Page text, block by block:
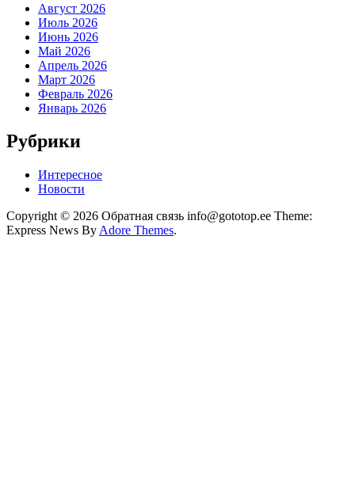
Август 2026
Июль 2026
Июнь 2026
Май 2026
Апрель 2026
Март 2026
Февраль 2026
Январь 2026
Рубрики
Интересное
Новости
Copyright © 2026 Обратная связь info@gototop.ee Theme:
Express News By Adore Themes.